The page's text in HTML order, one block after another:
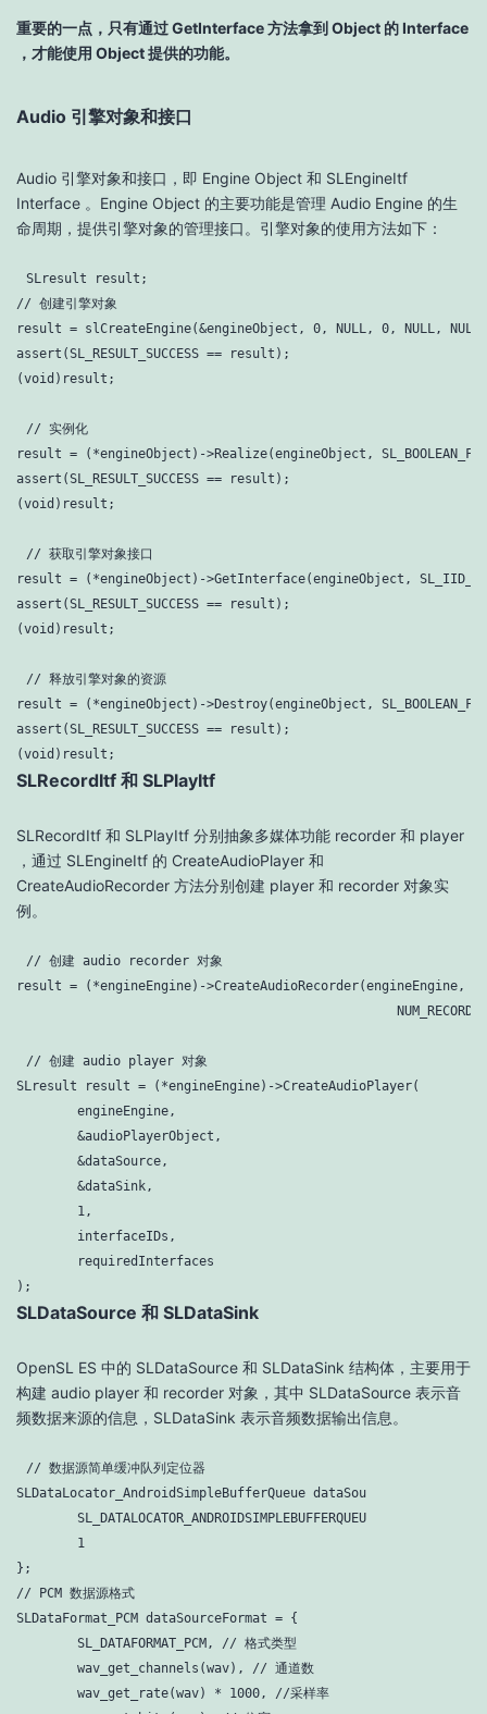
重要的一点，只有通过 GetInterface 方法拿到 Object 的 Interface
，才能使用 Object 提供的功能。
Audio 引擎对象和接口
Audio 引擎对象和接口，即 Engine Object 和 SLEngineItf
Interface 。Engine Object 的主要功能是管理 Audio Engine 的生
命周期，提供引擎对象的管理接口。引擎对象的使用方法如下：
// 创建引擎对象
result = slCreateEngine(&engineObject, 0, NULL, 0, NULL, NULL
assert(SL_RESULT_SUCCESS == result);
(void )result;
// 实例化
result = (*engineObject)->Realize(engineObject,
assert(SL_RESULT_SUCCESS == result);
(void )result;
// 获取引擎对象接口
result = (*engineObject)->GetInterface(engineObject,
assert(SL_RESULT_SUCCESS == result);
(void )result;
// 释放引擎对象的资源
result = (*engineObject)->Destroy(engineObject,
assert(SL_RESULT_SUCCESS == result);
(void )result;
SLRecordItf 和 SLPlayItf
SLRecordItf 和 SLPlayItf 分别抽象多媒体功能 recorder 和 player
，通过 SLEngineItf 的 CreateAudioPlayer 和
CreateAudioRecorder 方法分别创建 player 和 recorder 对象实
例。
// 创建 audio recorder 对象
result = (*engineEngine)->CreateAudioRecorder(engineEngine,
// 创建 audio player 对象
SLresult result = (*engineEngine)->CreateAudioPlayer(
engineEngine,
&audioPlayerObject,
&dataSource,
&dataSink,
1,
interfaceIDs,
requiredInterfaces
);
SLDataSource 和 SLDataSink
OpenSL ES 中的 SLDataSource 和 SLDataSink 结构体，主要用于
构建 audio player 和 recorder 对象，其中 SLDataSource 表示音
频数据来源的信息，SLDataSink 表示音频数据输出信息。
// 数据源简单缓冲队列定位器
SLDataLocator_AndroidSimpleBufferQueue dataSou
SL_DATALOCATOR_ANDROIDSIMPLEBUFFERQUEU
1
// PCM 数据源格式
SLDataFormat_PCM dataSourceFormat = {
SL_DATAFORMAT_PCM, // 格式类型
wav_get_channels(wav), // 通道数
wav_get_rate(wav) * 1000, //采样率